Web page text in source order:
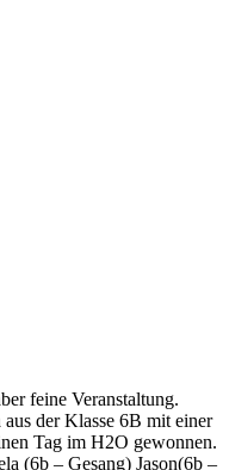
feine Veranstaltung.
der Klasse 6B mit einer
Tag im H2O gewonnen.
(6b – Gesang) Jason(6b –